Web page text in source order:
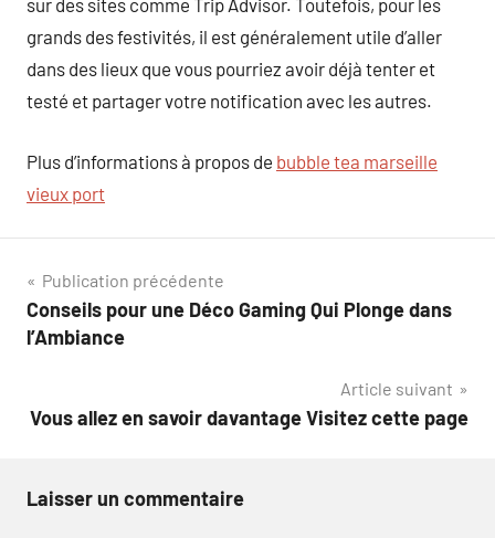
sur des sites comme Trip Advisor. Toutefois, pour les
grands des festivités, il est généralement utile d’aller
dans des lieux que vous pourriez avoir déjà tenter et
testé et partager votre notification avec les autres.
Plus d’informations à propos de bubble tea marseille
vieux port
Navigation
de
Publication précédente
Conseils pour une Déco Gaming Qui Plonge dans
l’Ambiance
Article suivant
Vous allez en savoir davantage Visitez cette page
Laisser un commentaire